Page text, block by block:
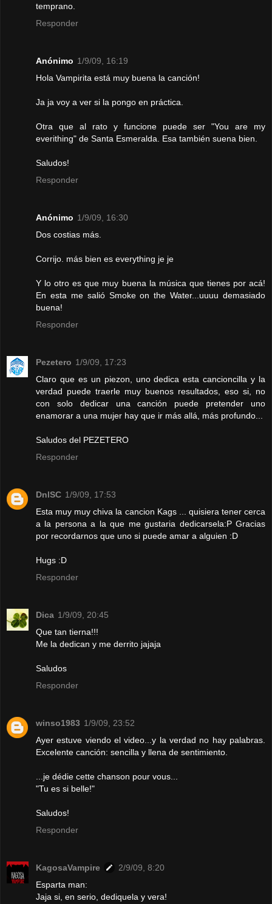
temprano.
Responder
Anónimo 1/9/09, 16:19
Hola Vampirita está muy buena la canción!
Ja ja voy a ver si la pongo en práctica.
Otra que al rato y funcione puede ser "You are my
everithing" de Santa Esmeralda. Esa también suena bien.
Saludos!
Responder
Anónimo 1/9/09, 16:30
Dos costias más.
Corrijo. más bien es everything je je
Y lo otro es que muy buena la música que tienes por acá!
En esta me salió Smoke on the Water...uuuu demasiado
buena!
Responder
Pezetero 1/9/09, 17:23
Claro que es un piezon, uno dedica esta cancioncilla y la
verdad puede traerle muy buenos resultados, eso si, no
con solo dedicar una canción puede pretender uno
enamorar a una mujer hay que ir más allá, más profundo...
Saludos del PEZETERO
Responder
DnlSC 1/9/09, 17:53
Esta muy muy chiva la cancion Kags ... quisiera tener cerca
a la persona a la que me gustaria dedicarsela:P Gracias
por recordarnos que uno si puede amar a alguien :D
Hugs :D
Responder
Dica 1/9/09, 20:45
Que tan tierna!!!
Me la dedican y me derrito jajaja
Saludos
Responder
winso1983 1/9/09, 23:52
Ayer estuve viendo el video...y la verdad no hay palabras.
Excelente canción: sencilla y llena de sentimiento.
...je dédie cette chanson pour vous...
"Tu es si belle!"
Saludos!
Responder
KagosaVampire
2/9/09, 8:20
Esparta man:
Jaja si, en serio, dediquela y vera!